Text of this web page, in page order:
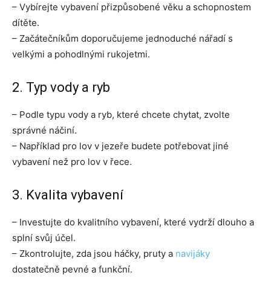
– Vybírejte vybavení přizpůsobené věku a schopnostem
dítěte.
– Začátečníkům doporučujeme jednoduché nářadí s
velkými a pohodlnými rukojetmi.
2. Typ vody a ryb
– Podle typu vody a ryb, které chcete chytat, zvolte
správné náčiní.
– Například pro lov v jezeře budete potřebovat jiné
vybavení než pro lov v řece.
3. Kvalita vybavení
– Investujte do kvalitního vybavení, které vydrží dlouho a
splní svůj účel.
– Zkontrolujte, zda jsou háčky, pruty a navijáky
dostatečně pevné a funkční.